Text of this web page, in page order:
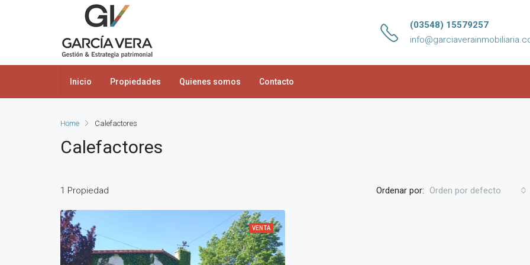
(03548) 15579257
Inicio Propiedades Quienes somos Contacto
Home Calefactores
Calefactores
1 Propiedad Ordenar por: Orden por defecto
VENTA